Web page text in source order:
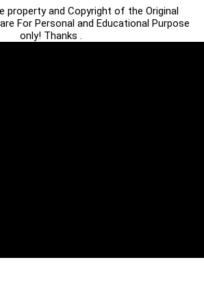
property and Copyright of the Original
For Personal and Educational Purpose
only! Thanks .